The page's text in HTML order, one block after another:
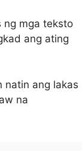
ng mga teksto
ang ating
natin ang lakas
na